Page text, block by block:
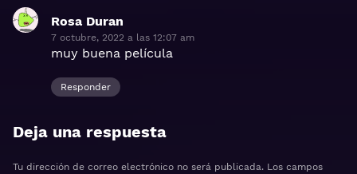
Rosa Duran
7 octubre, 2022 a las 12:07 am
muy buena película
Responder
Deja una respuesta
Tu dirección de correo electrónico no será publicada. Los campos